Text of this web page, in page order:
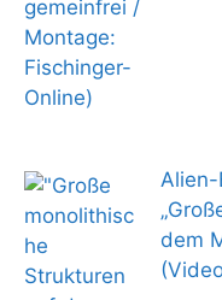
Alien-
dem